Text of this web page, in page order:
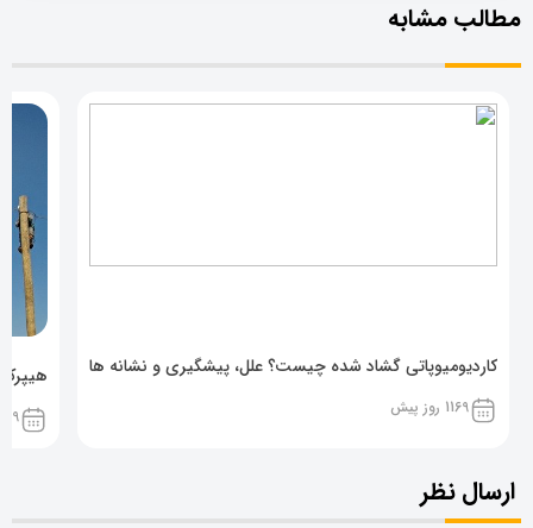
مطالب مشابه
کاردیومیوپاتی گشاد شده چیست؟ علل، پیشگیری و نشانه ها
1169 روز پیش 1169
ارسال نظر